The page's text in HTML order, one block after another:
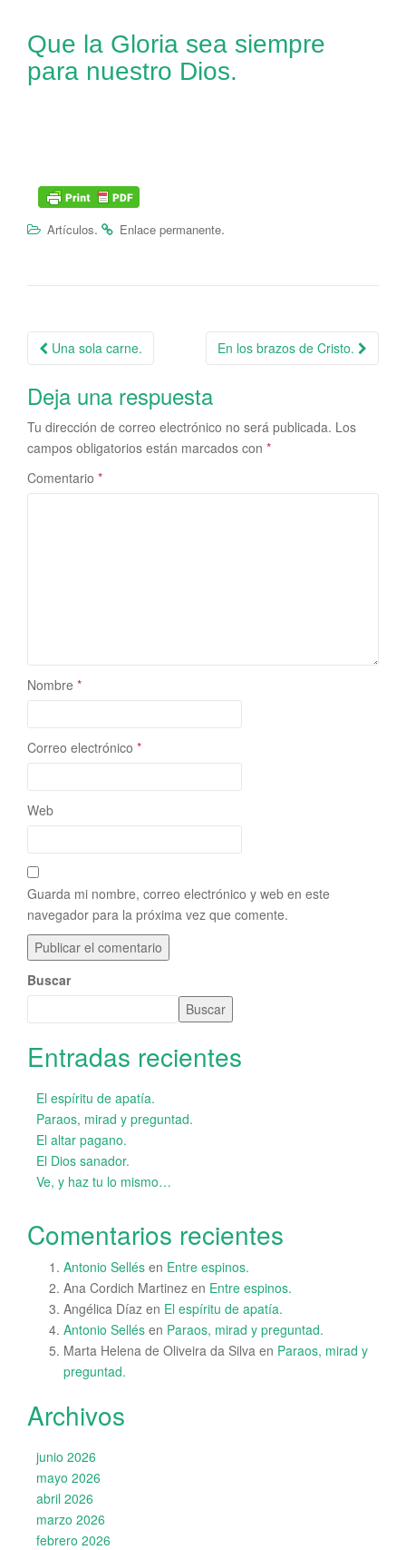
Que la Gloria sea siempre
para nuestro Dios.
Artículos. Enlace permanente.
Navegación de la entrada
Una sola carne. En los brazos de Cristo.
Deja una respuesta
Tu dirección de correo electrónico no será publicada. Los
campos obligatorios están marcados con *
Comentario *
Nombre *
Correo electrónico *
Web
Guarda mi nombre, correo electrónico y web en este
navegador para la próxima vez que comente.
Buscar
Buscar
Entradas recientes
El espíritu de apatía.
Paraos, mirad y preguntad.
El altar pagano.
El Dios sanador.
Ve, y haz tu lo mismo…
Comentarios recientes
Antonio Sellés en Entre espinos.
Ana Cordich Martinez en Entre espinos.
Angélica Díaz en El espíritu de apatía.
Antonio Sellés en Paraos, mirad y preguntad.
Marta Helena de Oliveira da Silva en Paraos, mirad y
preguntad.
Archivos
junio 2026
mayo 2026
abril 2026
marzo 2026
febrero 2026